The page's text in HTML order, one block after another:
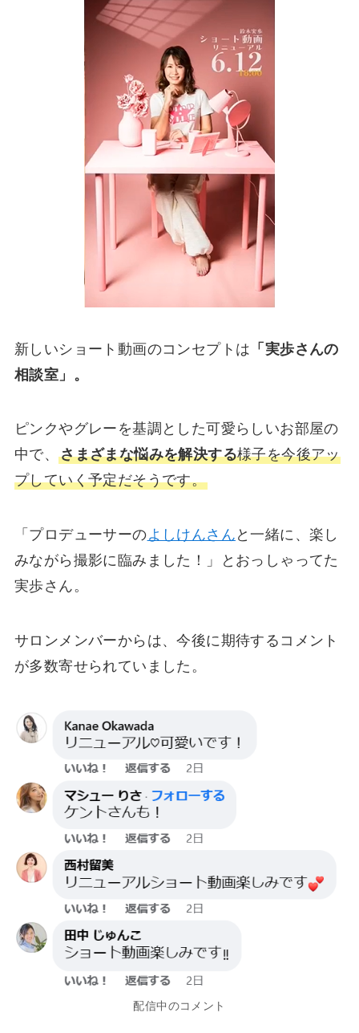
新しいショート動画のコンセプトは 「実歩さんの
相談室」。
ピンクやグレーを基調とした可愛らしいお部屋の
中で、さまざまな悩みを解決する様子を今後アッ
プしていく予定だそうです。
「プロデューサーのよしけんさん と一緒に、楽し
みながら撮影に臨みました！」とおっしゃってた
実歩さん。
サロンメンバーからは、今後に期待するコメント
が多数寄せられていました。
配信中のコメント